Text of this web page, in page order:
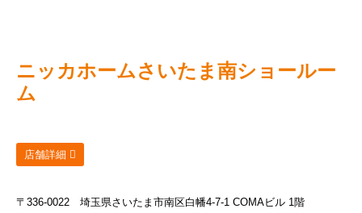
ニッカホームさいたま南ショールー
ム
店舗詳細
〒336-0022 埼玉県さいたま市南区白幡4-7-1 COMAビル 1階